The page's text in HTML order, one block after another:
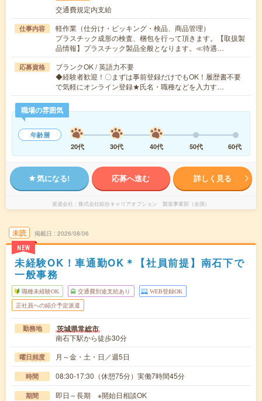
交通費規定内支給
仕事内容
軽作業（仕分け・ピッキング・検品、商品管理）
プラスチック成形の検査、梱包を行って頂きます。【取扱製
品情報】プラスチック製品全般となります。≪待遇…
応募資格
ブランクOK / 英語力不要
◆経験者歓迎！〇まずは事前登録だけでもOK！履歴書不要
で気軽にオンライン登録★氏名・職種などを入力す…
職場の雰囲気
年齢層
20代
30代 40代 50代 60代
気になる! 応募へ進む 詳しく見る
派遣会社 株式会社綜合キャリアオプション 製造事業部（全国）
未読
NEW
掲載日 2026/08/06
未経験OK！車通勤OK＊【社員前提】南石下で
一般事務
職種未経験OK 交通費別途支給あり WEB登録OK
正社員への紹介予定派遣
勤務地 茨城県常総市
南石下駅から徒歩30分
曜日頻度 月～金・土・日／週5日
時間 08:30-17:30（休憩75分）実働7時間45分
期間 即日～長期 ※開始日相談OK